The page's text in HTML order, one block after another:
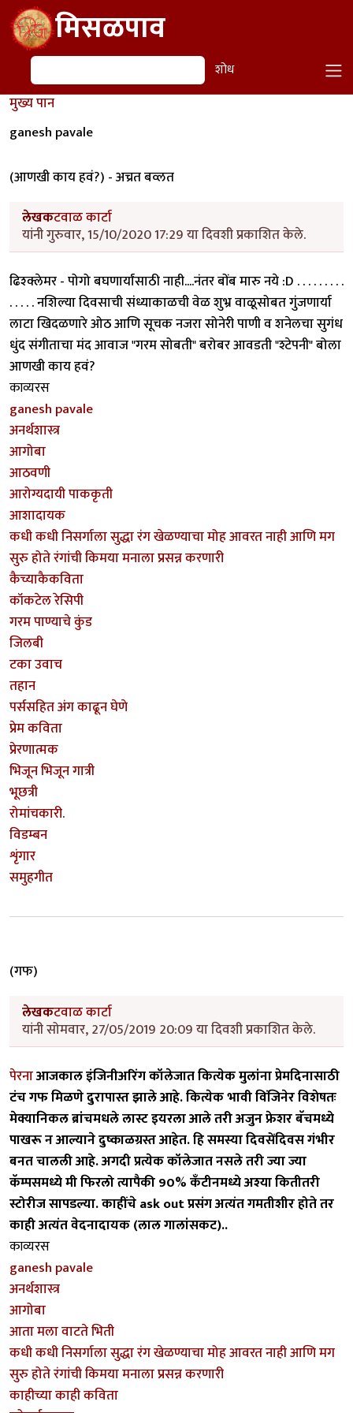
Skip to main contentमिसळपाव
शोध शोध
मुख्य पान
ganesh pavale
(आणखी काय हवं?) - अच्रत बव्लत
लेखकटवाळ कार्टा
यांनी गुरुवार, 15/10/2020 17:29 या दिवशी प्रकाशित केले.
ढिश्क्लेमर - पोगो बघणार्यांसाठी नाही....नंतर बोंब मारु नये :D . . . . . . . . .
. . . . . नशिल्या दिवसाची संध्याकाळची वेळ शुभ्र वाळूसोबत गुंजणार्या
लाटा खिदळणारे ओठ आणि सूचक नजरा सोनेरी पाणी व शनेलचा सुगंध
धुंद संगीताचा मंद आवाज "गरम सोबती" बरोबर आवडती "श्टेपनी" बोला
आणखी काय हवं?
काव्यरस
ganesh pavale
अनर्थशास्त्र
आगोबा
आठवणी
आरोग्यदायी पाककृती
आशादायक
कधी कधी निसर्गाला सुद्धा रंग खेळण्याचा मोह आवरत नाही आणि मग
सुरु होते रंगांची किमया मनाला प्रसन्न करणारी
कैच्याकैकविता
कॉकटेल रेसिपी
गरम पाण्याचे कुंड
जिलबी
टका उवाच
तहान
पर्ससहित अंग काढून घेणे
प्रेम कविता
प्रेरणात्मक
भिजून भिजून गात्री
भूछत्री
रोमांचकारी.
विडम्बन
शृंगार
समुहगीत
(गफ)
लेखकटवाळ कार्टा
यांनी सोमवार, 27/05/2019 20:09 या दिवशी प्रकाशित केले.
पेरनाआजकाल इंजिनीअरिंग कॉलेजात कित्येक मुलांना प्रेमदिनासाठी
टंच गफ मिळणे दुरापास्त झाले आहे. कित्येक भावी विंजिनेर विशेषतः
मेक्यानिकल ब्रांचमधले लास्ट इयरला आले तरी अजुन फ्रेशर बॅचमध्ये
पाखरू न आल्याने दुष्काळग्रस्त आहेत. हि समस्या दिवसेंदिवस गंभीर
बनत चालली आहे. अगदी प्रत्येक कॉलेजात नसले तरी ज्या ज्या
कॅम्पसमध्ये मी फिरलो त्यापैकी 90% कँटीनमध्ये अश्या कितीतरी
स्टोरीज सापडल्या. काहींचे ask out प्रसंग अत्यंत गमतीशीर होते तर
काही अत्यंत वेदनादायक (लाल गालांसकट)..
काव्यरस
ganesh pavale
अनर्थशास्त्र
आगोबा
आता मला वाटते भिती
कधी कधी निसर्गाला सुद्धा रंग खेळण्याचा मोह आवरत नाही आणि मग
सुरु होते रंगांची किमया मनाला प्रसन्न करणारी
काहीच्या काही कविता